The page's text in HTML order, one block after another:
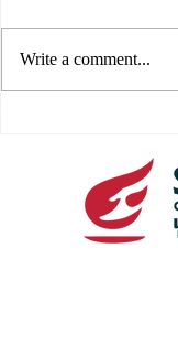
Write a comment...